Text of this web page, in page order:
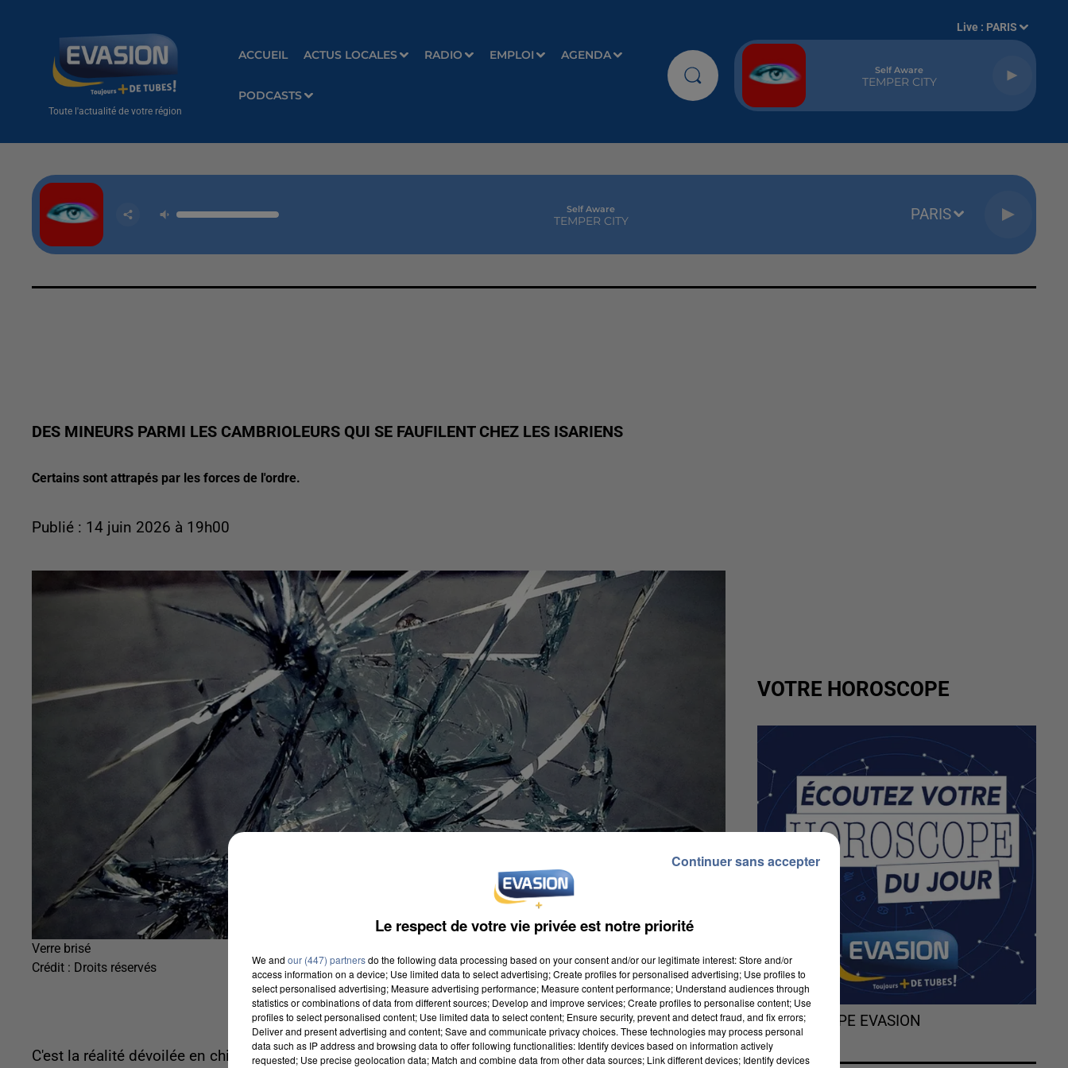
Toute l'actualité de votre région
ACCUEIL ACTUS LOCALES RADIO EMPLOI AGENDA
PODCASTS
Live : PARIS
Self Aware
TEMPER CITY
Self Aware
TEMPER CITY PARIS
DES MINEURS PARMI LES CAMBRIOLEURS QUI SE FAUFILENT CHEZ LES ISARIENS
Certains sont attrapés par les forces de l'ordre.
Publié : 14 juin 2026 à 19h00
Verre brisé
Crédit : Droits réservés
C'est la réalité dévoilée en chiffres par le ministère de l'Intérieur. Nous avons consulté lesdocuments
VOTRE HOROSCOPE
L'HOROSCOPE EVASION
Le respect de votre vie privée est notre priorité
We and our (447) partnersdo the following data processing based on your consent and/or our legitimate interest: Store and/or
access information on a device; Use limited data to select advertising; Create profiles for personalised advertising; Use profiles to
select personalised advertising; Measure advertising performance; Measure content performance; Understand audiences through
statistics or combinations of data from different sources; Develop and improve services; Create profiles to personalise content; Use
profiles to select personalised content; Use limited data to select content; Ensure security, prevent and detect fraud, and fix errors;
Deliver and present advertising and content; Save and communicate privacy choices. These technologies may process personal
data such as IP address and browsing data to offer following functionalities: Identify devices based on information actively
requested; Use precise geolocation data; Match and combine data from other data sources; Link different devices; Identify devices
Continuer sans accepter